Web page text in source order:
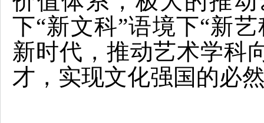
下“新文科”语境下“新
新时代，推动艺术学科
才，实现文化强国的必